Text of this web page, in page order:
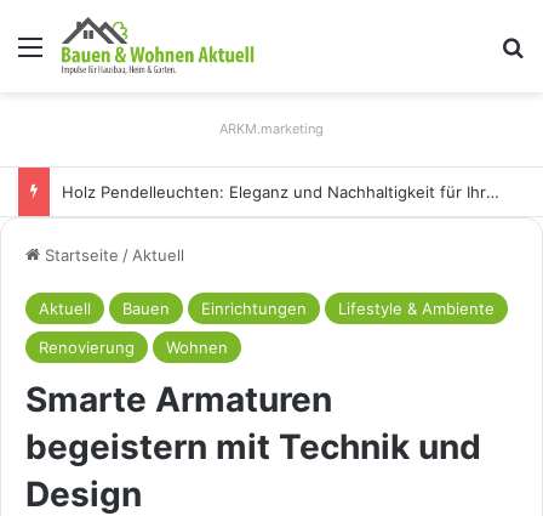
Menü
ARKM.marketing
Holz Pendelleuchten: Eleganz und Nachhaltigkeit für Ihr Zuhause
Startseite / Aktuell
Aktuell Bauen Einrichtungen
Lifestyle & Ambiente
Renovierung
Wohnen
Smarte Armaturen
begeistern mit Technik und
Design